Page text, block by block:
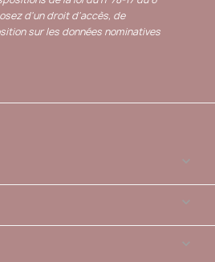
d'un droit d'accès, de
sur les données nominatives